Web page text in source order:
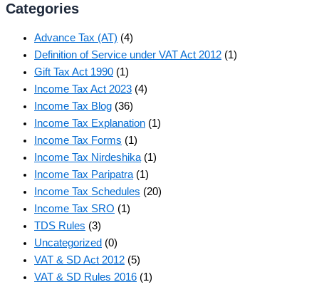
Categories
Advance Tax (AT) (4)
Definition of Service under VAT Act 2012 (1)
Gift Tax Act 1990 (1)
Income Tax Act 2023 (4)
Income Tax Blog (36)
Income Tax Explanation (1)
Income Tax Forms (1)
Income Tax Nirdeshika (1)
Income Tax Paripatra (1)
Income Tax Schedules (20)
Income Tax SRO (1)
TDS Rules (3)
Uncategorized (0)
VAT & SD Act 2012 (5)
VAT & SD Rules 2016 (1)